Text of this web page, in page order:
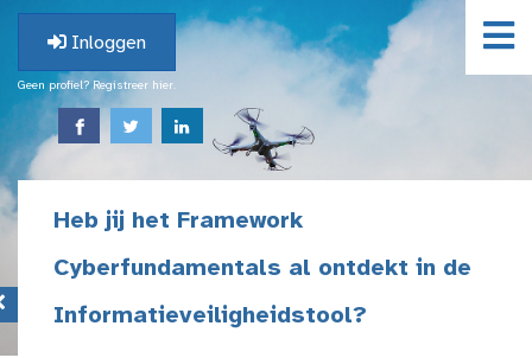
Inloggen
Geen profiel? Registreer hier.
Heb jij het Framework
Cyberfundamentals al ontdekt in de
Informatieveiligheidstool?